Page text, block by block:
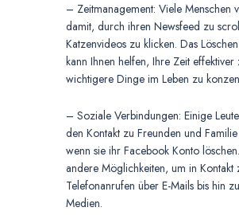
– Zeitmanagement: Viele Menschen
damit, durch ihren Newsfeed zu
Katzenvideos zu klicken. Das
kann Ihnen helfen, Ihre Zeit
wichtigere Dinge im Leben zu
– Soziale Verbindungen: Einige
den Kontakt zu Freunden und
wenn sie ihr Facebook Konto
andere Möglichkeiten, um in
Telefonanrufen über E-Mails bis hin
Medien.